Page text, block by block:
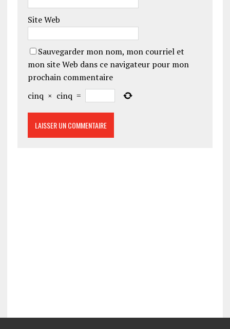
Site Web
Sauvegarder mon nom, mon courriel et
mon site Web dans ce navigateur pour mon
prochain commentaire
cinq × cinq =